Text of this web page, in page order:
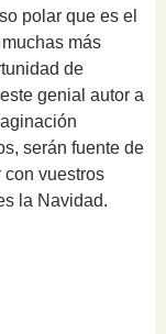
polar que es el
más
de
genial autor a
serán fuente de
con vuestros
la Navidad.